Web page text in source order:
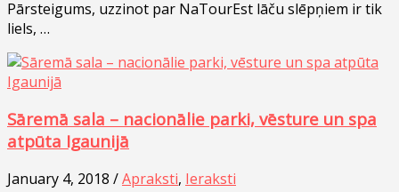
Pārsteigums, uzzinot par NaTourEst lāču slēpņiem ir tik
liels, …
Sāremā sala – nacionālie parki, vēsture un spa
atpūta Igaunijā
January 4, 2018 /Apraksti, Ieraksti